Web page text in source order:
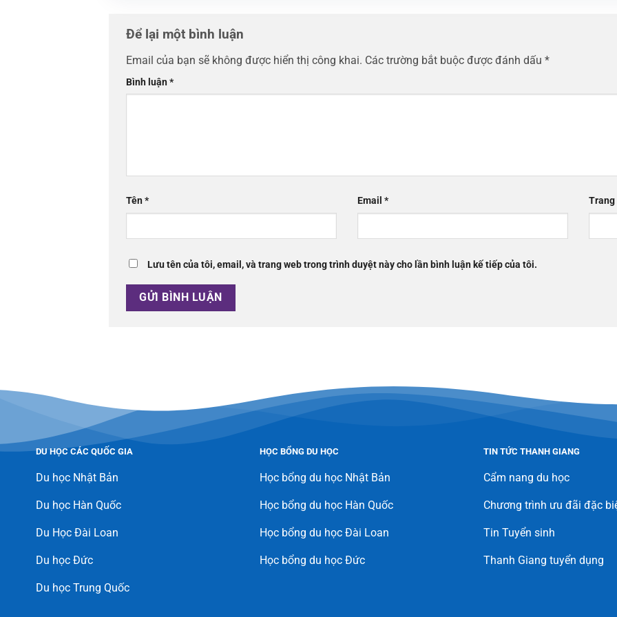
Để lại một bình luận
Email của bạn sẽ không được hiển thị công khai. Các trường bắt buộc được đánh dấu *
Bình luận*
Tên* Email * Trang
Lưu tên của tôi, email, và trang web trong trình duyệt này cho lần bình luận kế tiếp của tôi.
DU HỌC CÁC QUỐC GIA
Du học Nhật Bản
Du học Hàn Quốc
Du Học Đài Loan
Du học Đức
Du học Trung Quốc
HỌC BỔNG DU HỌC
Học bổng du học Nhật Bản
Học bổng du học Hàn Quốc
Học bổng du học Đài Loan
Học bổng du học Đức
TIN TỨC THANH GIANG
Cẩm nang du học
Chương trình ưu đãi đặc
Tin Tuyển sinh
Thanh Giang tuyển dụng